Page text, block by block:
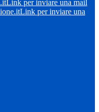
Link per inviare una mail
Link per inviare una